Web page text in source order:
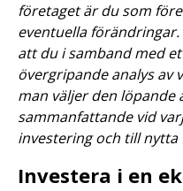
företaget är du som
eventuella förändringar.
att du i samband med
övergripande analys av
man väljer den löpande
sammanfattande vid
investering och till
Investera i en